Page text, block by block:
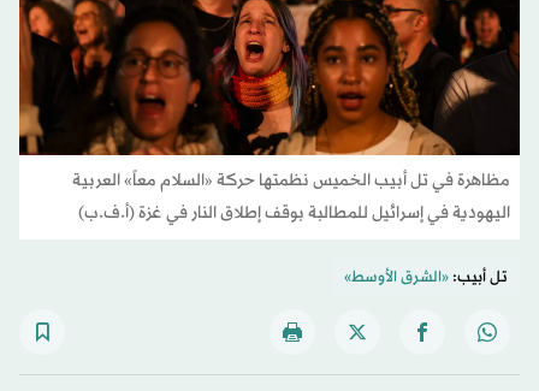
مظاهرة في تل أبيب الخميس نظمتها حركة «السلام معاً» العربية
اليهودية في إسرائيل للمطالبة بوقف إطلاق النار في غزة (أ.ف.ب)
تل أبيب:«الشرق الأوسط»